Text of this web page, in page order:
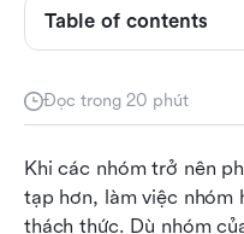
Đọc trong 20 phút
Khi các nhóm trở nên
tạp hơn, làm việc nhóm
thách thức. Dù nhóm
Table of contents
Những công cụ hợp
án
án phù hợp
12 phần mềm hợp